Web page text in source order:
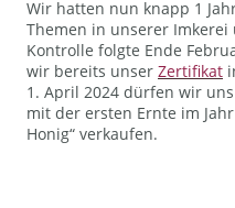
Wir hatten nun knapp 1
Themen in unserer Imkerei
Kontrolle folgte Ende
wir bereits unser Zertifikat
1. April 2024 dürfen wir
mit der ersten Ernte im
Honig“ verkaufen.